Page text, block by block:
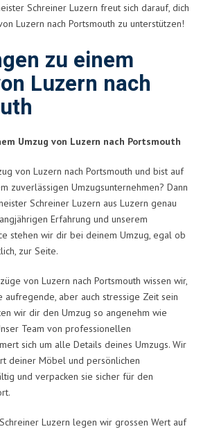
Schreiner Luzern freut sich darauf, dich
Luzern nach Portsmouth zu unterstützen!
zu einem
Luzern nach
Umzug von Luzern nach Portsmouth
von Luzern nach Portsmouth und bist auf
zuverlässigen Umzugsunternehmen? Dann
Schreiner Luzern aus Luzern genau
Erfahrung und unserem
stehen wir dir bei deinem Umzug, egal ob
zur Seite.
von Luzern nach Portsmouth wissen wir,
aufregende, aber auch stressige Zeit sein
wir dir den Umzug so angenehm wie
Team von professionellen
sich um alle Details deines Umzugs. Wir
deiner Möbel und persönlichen
und verpacken sie sicher für den
Luzern legen wir grossen Wert auf